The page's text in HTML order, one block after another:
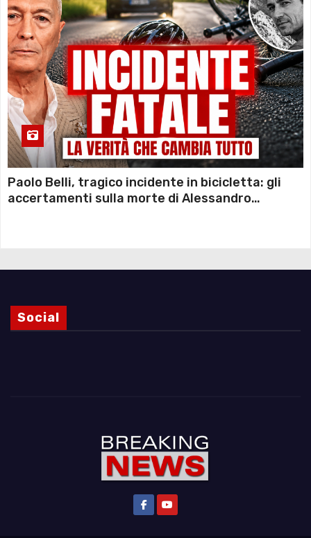
Paolo Belli, tragico incidente in bicicletta: gli
accertamenti sulla morte di Alessandro
Social